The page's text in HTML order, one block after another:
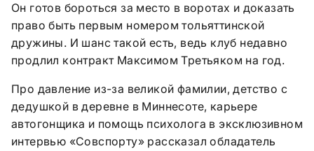
Он готов бороться за место в воротах и доказать
право быть первым номером тольяттинской
дружины. И шанс такой есть, ведь клуб недавно
продлил контракт Максимом Третьяком на год.
Про давление из-за великой фамилии, детство с
дедушкой в деревне в Миннесоте, карьере
автогонщика и помощь психолога в эксклюзивном
интервью «Совспорту» рассказал обладатель